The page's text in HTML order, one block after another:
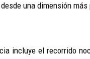
desde una dimensión
incluye el recorrido